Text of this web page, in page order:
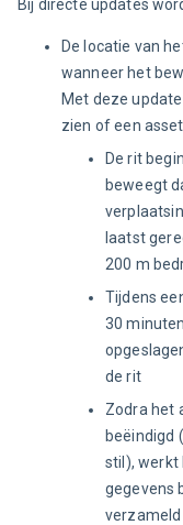
Bij directe updates
De locatie van
wanneer het
Met deze
zien of een
De rit
beweegt
laatst
200 m
Tijdens
30
de rit
Zodra het
beëindigd
stil), werkt
gegevens
verzameld